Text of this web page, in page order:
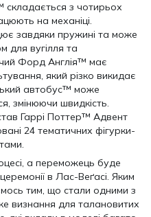
складається з чотирьох
на механіці.
завдяки пружині та може
для вугілля та
Форд Англія™ має
який різко викидає
автобус™ може
змінюючи швидкість.
Гаррі Поттер™ Адвент
24 тематичних фігурки-
а переможець буде
в Лас-Веґасі. Яким
тим, що стали одними з
визнання для талановитих